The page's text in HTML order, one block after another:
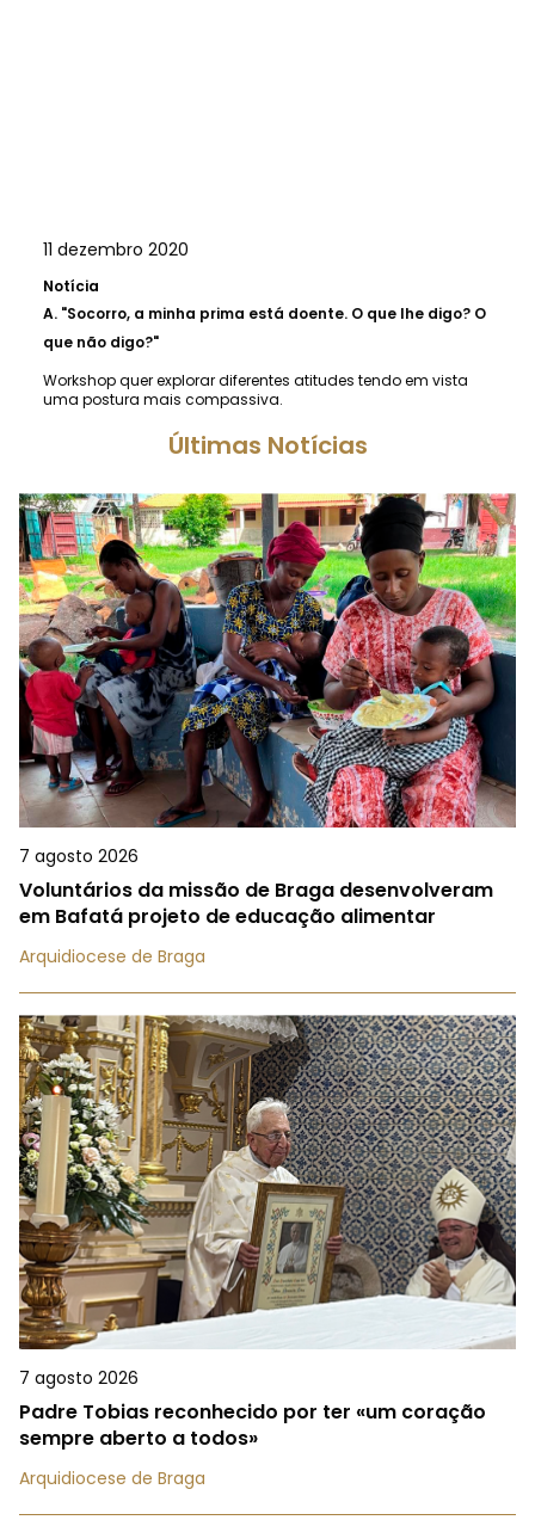
11 dezembro 2020
Notícia
A. "Socorro, a minha prima está doente. O que lhe digo? O
que não digo?"
Workshop quer explorar diferentes atitudes tendo em vista
uma postura mais compassiva.
Últimas Notícias
7 agosto 2026
Voluntários da missão de Braga desenvolveram
em Bafatá projeto de educação alimentar
Arquidiocese de Braga
7 agosto 2026
Padre Tobias reconhecido por ter «um coração
sempre aberto a todos»
Arquidiocese de Braga